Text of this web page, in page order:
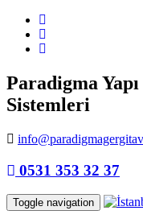
Paradigma
Sistemleri
0531 353 32 37
Toggle navigation